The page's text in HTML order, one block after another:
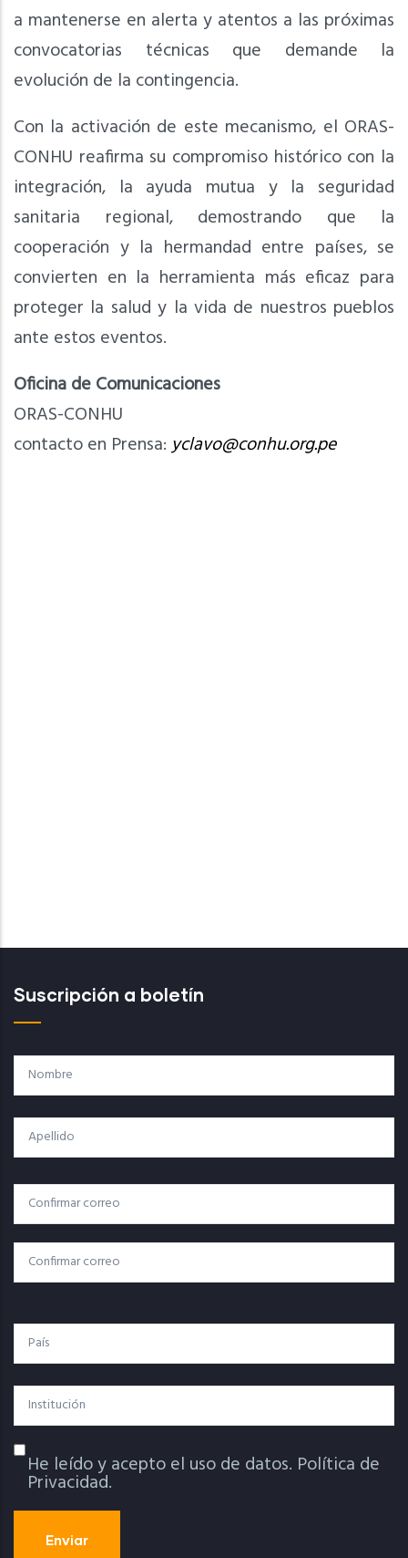
a mantenerse en alerta y atentos a las próximas
convocatorias técnicas que demande la
evolución de la contingencia.
Con la activación de este mecanismo, el ORAS-
CONHU reafirma su compromiso histórico con la
integración, la ayuda mutua y la seguridad
sanitaria regional, demostrando que la
cooperación y la hermandad entre países, se
convierten en la herramienta más eficaz para
proteger la salud y la vida de nuestros pueblos
ante estos eventos.
Oficina de Comunicaciones
ORAS-CONHU
contacto en Prensa:yclavo@conhu.org.pe
Suscripción a boletín
Nombre
Apellido
Correo
Electrónico
Correo Electrónico
Confirmar Correo
País
Institución
Política De Privacidad
He leído y acepto el uso de datos. Política de
Privacidad.